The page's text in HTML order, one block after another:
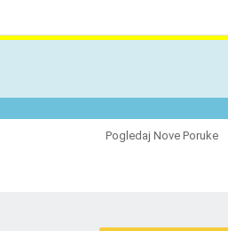
Pogledaj Nove Poruke